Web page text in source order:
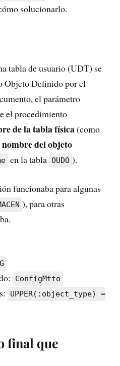
solucionarlo.
tabla de usuario (UDT) se
Objeto Definido por el
el parámetro
el procedimiento
de la tabla física(como
nombre del objeto
en la tabla OUDO ).
funcionaba para algunas
), para otras
ConfigMtto
UPPER(:object_type) =
final que